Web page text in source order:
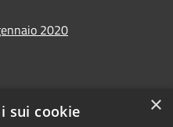
2020
×
sui cookie